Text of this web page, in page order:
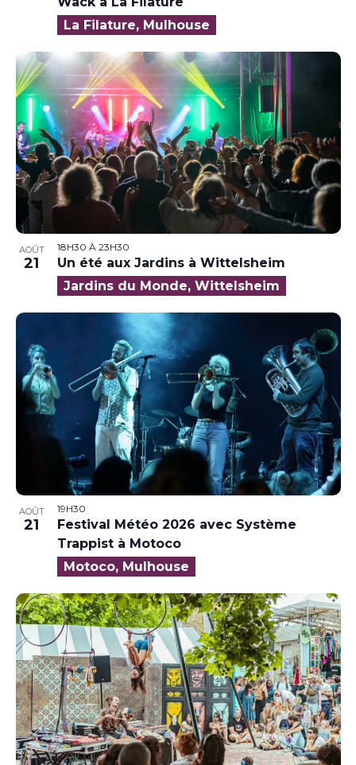
La Filature, Mulhouse
AOÛT
21
18H30 À 23H30
Un été aux Jardins à Wittelsheim
Jardins du Monde, Wittelsheim
AOÛT
21
19H30
Festival Météo 2026 avec Système
Trappist à Motoco
Motoco, Mulhouse